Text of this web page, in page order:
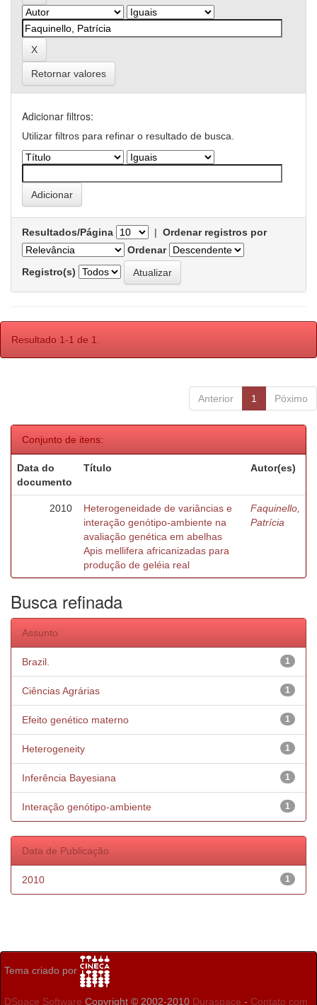
Retornar valores
Adicionar filtros:
Utilizar filtros para refinar o resultado de busca.
Resultados/Página | Ordenar registros por
Ordenar
Registro(s)
Resultado 1-1 de 1.
Anterior 1 Póximo
Conjunto de itens:
Data do
documento
Título Autor(es)
2010
Heterogeneidade de variâncias e
interação genótipo-ambiente na
avaliação genética em abelhas
Apis mellifera africanizadas para
produção de geléia real
Faquinello,
Patrícia
Busca refinada
Assunto
1
Brazil.
1
Ciências Agrárias
1
Efeito genético materno
1
Heterogeneity
1
Inferência Bayesiana
1
Interação genótipo-ambiente
Data de Publicação
1
2010
Tema criado por
DSpace Software Copyright © 2002-2010 Duraspace - Contato com